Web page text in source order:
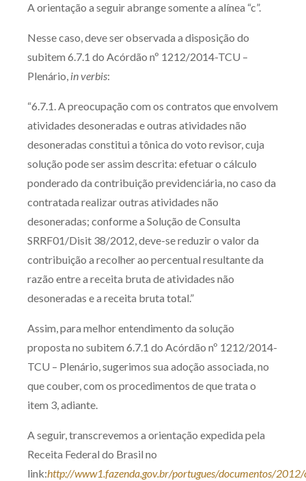
A orientação a seguir abrange somente a alínea “c”.
Nesse caso, deve ser observada a disposição do
subitem 6.7.1 do Acórdão nº 1212/2014-TCU –
Plenário, in verbis:
“6.7.1. A preocupação com os contratos que envolvem
atividades desoneradas e outras atividades não
desoneradas constitui a tônica do voto revisor, cuja
solução pode ser assim descrita: efetuar o cálculo
ponderado da contribuição previdenciária, no caso da
contratada realizar outras atividades não
desoneradas; conforme a Solução de Consulta
SRRF01/Disit 38/2012, deve-se reduzir o valor da
contribuição a recolher ao percentual resultante da
razão entre a receita bruta de atividades não
desoneradas e a receita bruta total.”
Assim, para melhor entendimento da solução
proposta no subitem 6.7.1 do Acórdão nº 1212/2014-
TCU – Plenário, sugerimos sua adoção associada, no
que couber, com os procedimentos de que trata o
item 3, adiante.
A seguir, transcrevemos a orientação expedida pela
Receita Federal do Brasil no
link:http://www1.fazenda.gov.br/portugues/documentos/